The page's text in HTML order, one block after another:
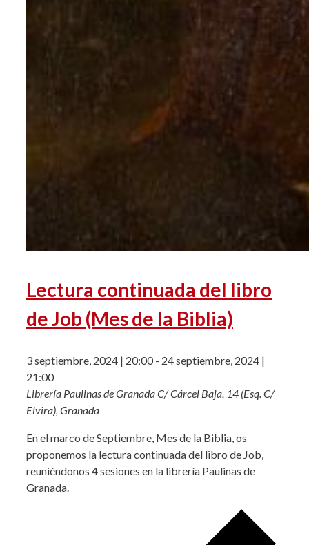
Lectura continuada del libro
de Job (Mes de la Biblia)
3 septiembre, 2024 | 20:00- 24 septiembre, 2024 |
21:00
Librería Paulinas de GranadaC/ Cárcel Baja, 14 (Esq. C/
Elvira), Granada
En el marco de Septiembre, Mes de la Biblia, os
proponemos la lectura continuada del libro de Job,
reuniéndonos 4 sesiones en la librería Paulinas de
Granada.